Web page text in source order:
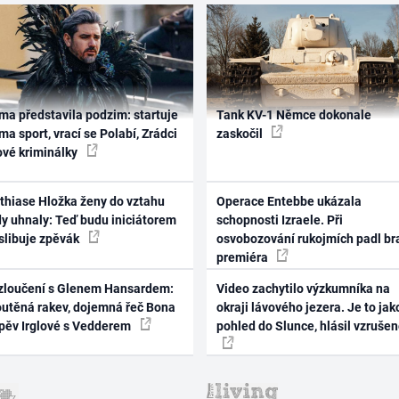
představila podzim: startuje
sport, vrací se Polabí, Zrádci
kriminálky
Hložka ženy do vztahu
uhnaly: Teď budu iniciátorem
zpěvák
s Glenem Hansardem:
rakev, dojemná řeč Bona
Irglové s Vedderem
Tank KV-1 Němce dokonale
zaskočil
Operace Entebbe ukázala
schopnosti Izraele. Při
osvobozování rukojmích padl
premiéra
Video zachytilo výzkumníka na
okraji lávového jezera. Je to
pohled do Slunce, hlásil